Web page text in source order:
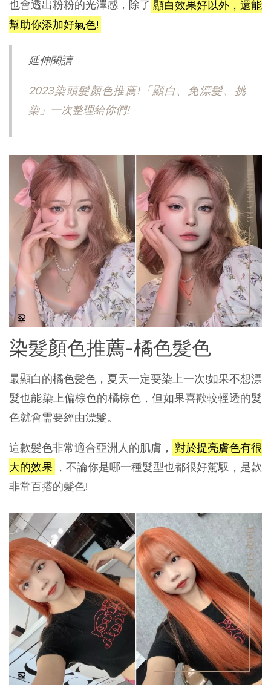
也會透出粉粉的光澤感，除了 顯白效果好以外，還能
幫助你添加好氣色!
延伸閱讀
2023染頭髮顏色推薦!「顯白、免漂髮、挑
染」一次整理給你們!
染髮顏色推薦-橘色髮色
最顯白的橘色髮色，夏天一定要染上一次!如果不想漂
髮也能染上偏棕色的橘棕色，但如果喜歡較輕透的髮
色就會需要經由漂髮。
這款髮色非常適合亞洲人的肌膚， 對於提亮膚色有很
大的效果
，不論你是哪一種髮型也都很好駕馭，是款
非常百搭的髮色!